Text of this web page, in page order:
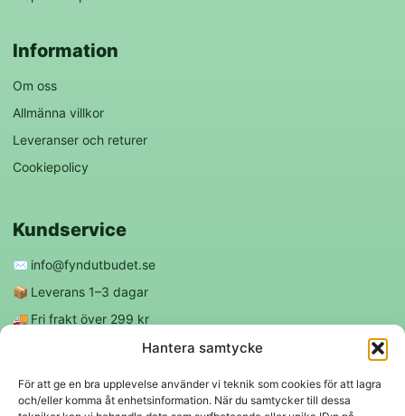
Hantera samtycke
För att ge en bra upplevelse använder vi teknik som cookies för att lagra
och/eller komma åt enhetsinformation. När du samtycker till dessa
Information
Om oss
Allmänna villkor
Leveranser och returer
Cookiepolicy
Kundservice
✉️ info@fyndutbudet.se
📦 Leverans 1–3 dagar
🚚 Fri frakt över 299 kr
Följ oss